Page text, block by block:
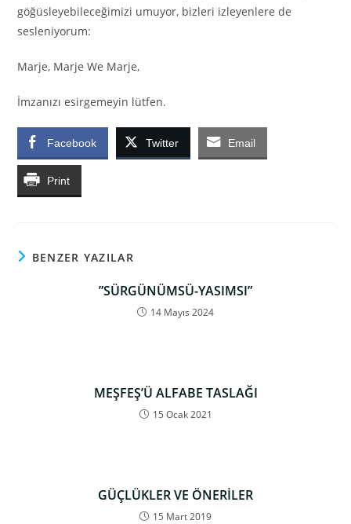
göğüsleyebileceğimizi umuyor, bizleri izleyenlere de
sesleniyorum:
Marje, Marje We Marje,
İmzanızı esirgemeyin lütfen.
Facebook Twitter Email
Print
BENZER YAZILAR
”SÜRGÜNÜMSÜ-YASIMSI”
14 Mayıs 2024
MEŞFEŞ’Ü ALFABE TASLAĞI
15 Ocak 2021
GÜÇLÜKLER VE ÖNERİLER
15 Mart 2019